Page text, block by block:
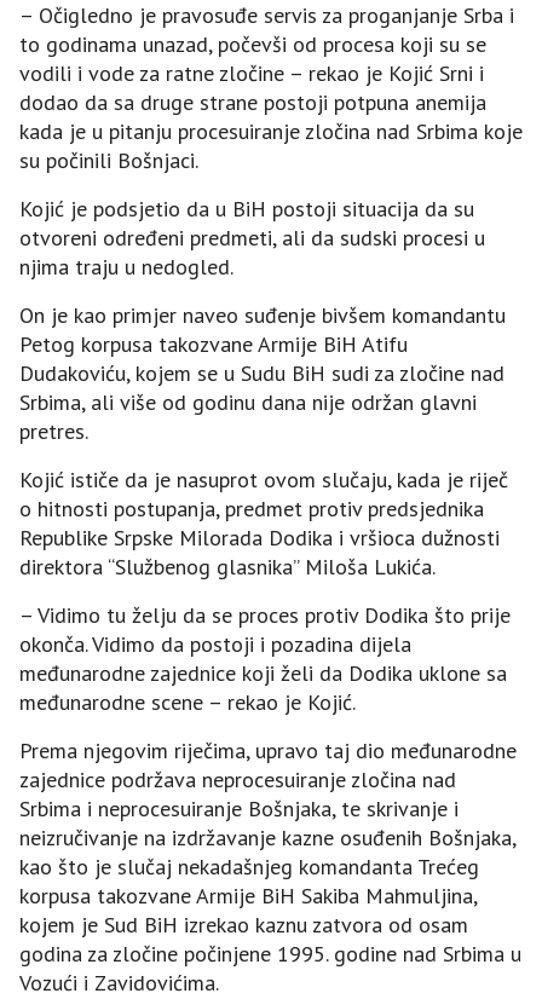
– Očigledno je pravosuđe servis za proganjanje Srba i
to godinama unazad, počevši od procesa koji su se
vodili i vode za ratne zločine – rekao je Kojić Srni i
dodao da sa druge strane postoji potpuna anemija
kada je u pitanju procesuiranje zločina nad Srbima koje
su počinili Bošnjaci.
Kojić je podsjetio da u BiH postoji situacija da su
otvoreni određeni predmeti, ali da sudski procesi u
njima traju u nedogled.
On je kao primjer naveo suđenje bivšem komandantu
Petog korpusa takozvane Armije BiH Atifu
Dudakoviću, kojem se u Sudu BiH sudi za zločine nad
Srbima, ali više od godinu dana nije održan glavni
pretres.
Kojić ističe da je nasuprot ovom slučaju, kada je riječ
o hitnosti postupanja, predmet protiv predsjednika
Republike Srpske Milorada Dodika i vršioca dužnosti
direktora “Službenog glasnika” Miloša Lukića.
– Vidimo tu želju da se proces protiv Dodika što prije
okonča. Vidimo da postoji i pozadina dijela
međunarodne zajednice koji želi da Dodika uklone sa
međunarodne scene – rekao je Kojić.
Prema njegovim riječima, upravo taj dio međunarodne
zajednice podržava neprocesuiranje zločina nad
Srbima i neprocesuiranje Bošnjaka, te skrivanje i
neizručivanje na izdržavanje kazne osuđenih Bošnjaka,
kao što je slučaj nekadašnjeg komandanta Trećeg
korpusa takozvane Armije BiH Sakiba Mahmuljina,
kojem je Sud BiH izrekao kaznu zatvora od osam
godina za zločine počinjene 1995. godine nad Srbima u
Vozući i Zavidovićima.